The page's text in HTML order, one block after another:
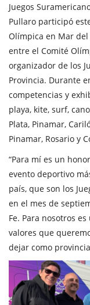
Juegos
Pullaro participó
Olímpica en Mar
entre el Comité
organizador de los
Provincia. Durante
competencias y
playa, kite, surf,
Plata, Pinamar,
Pinamar, Rosario y
“Para mí es un
evento deportivo
país, que son los
en el mes de
Fe. Para nosotros
valores que
dejar como